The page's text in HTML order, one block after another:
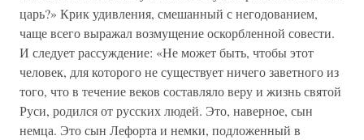
царь?» Крик удивления, смешанный с негодованием,
чаще всего выражал возмущение оскорбленной совести.
И следует рассуждение: «Не может быть, чтобы этот
человек, для которого не существует ничего заветного из
того, что в течение веков составляло веру и жизнь святой
Руси, родился от русских людей. Это, наверное, сын
немца. Это сын Лефорта и немки, подложенный в